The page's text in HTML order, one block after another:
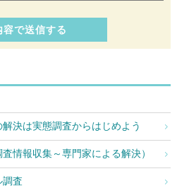
決は実態調査からはじめよう
情報収集～専門家による解決）
調査